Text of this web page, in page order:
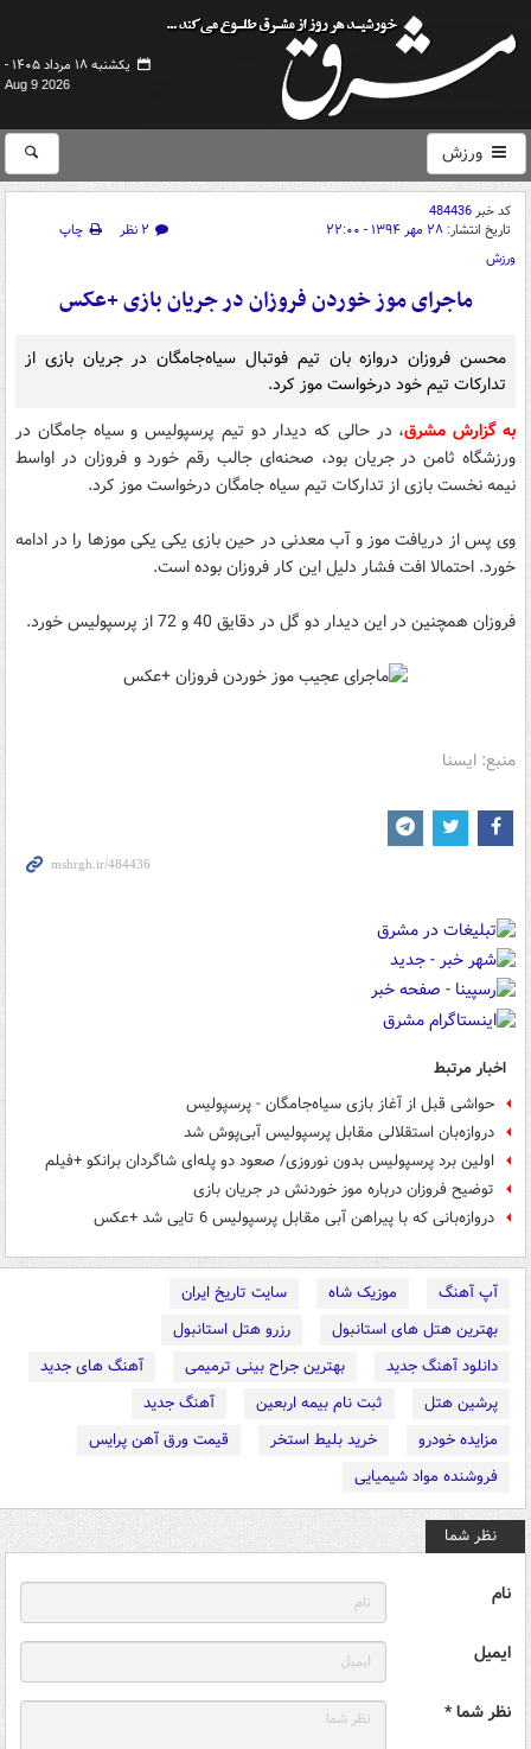
یکشنبه ۱۸ مرداد ۱۴۰۵ -
Aug 9 2026
ورزش
کد خبر484436
تاریخ انتشار: ۲۸ مهر ۱۳۹۴ - ۲۲:۰۰ ۲ نظر
چاپ
ورزش
ماجرای موز خوردن فروزان در جریان بازی +عکس
محسن فروزان دروازه بان تیم فوتبال سیاه‌جامگان در جریان بازی از
تدارکات تیم خود درخواست موز کرد.
به گزارش مشرق، در حالی که دیدار دو تیم پرسپولیس و سیاه جامگان در
ورزشگاه ثامن در جریان بود، صحنه‌ای جالب رقم خورد و فروزان در اواسط
نیمه نخست بازی از تدارکات تیم سیاه جامگان درخواست موز کرد.
وی پس از دریافت موز و آب معدنی در حین بازی یکی یکی موزها را در ادامه
خورد. احتمالا افت فشار دلیل این کار فروزان بوده است.
فروزان همچنین در این دیدار دو گل در دقایق 40 و 72 از پرسپولیس خورد.
منبع: ایسنا
اخبار مرتبط
حواشی قبل از آغاز بازی سیاه‌جامگان - پرسپولیس
دروازه‌بان استقلالی مقابل پرسپولیس آبی‌پوش شد
اولین برد پرسپولیس بدون نوروزی/ صعود دو پله‌ای شاگردان برانکو +فیلم
توضیح فروزان درباره موز خوردنش در جریان بازی
دروازه‌بانی که با پیراهن آبی مقابل پرسپولیس 6 تایی شد +عکس
آپ آهنگ موزیک شاه
سایت تاریخ ایران
بهترین هتل های استانبول
رزرو هتل استانبول
دانلود آهنگ جدید
بهترین جراح بینی ترمیمی
آهنگ های جدید
پرشین هتل
ثبت نام بیمه اربعین
آهنگ جدید
مزایده خودرو
خرید بلیط استخر
قیمت ورق آهن پرایس
فروشنده مواد شیمیایی
نظر شما
نام
ایمیل
نظر شما *